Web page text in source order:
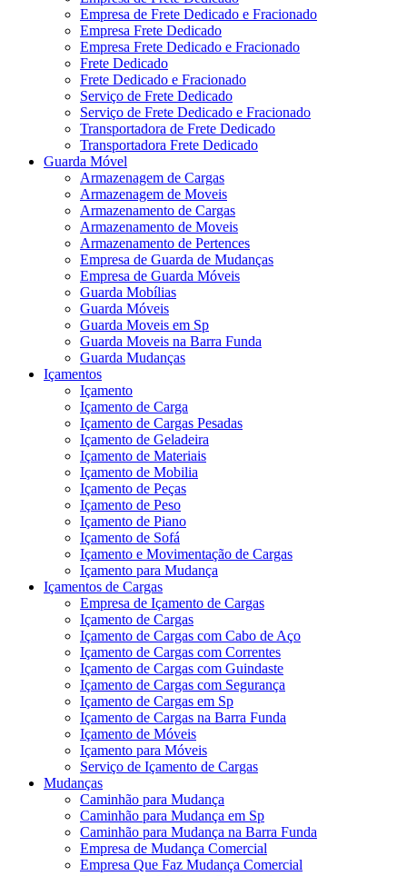
Empresa de Frete Dedicado e Fracionado
Empresa Frete Dedicado
Empresa Frete Dedicado e Fracionado
Frete Dedicado
Frete Dedicado e Fracionado
Serviço de Frete Dedicado
Serviço de Frete Dedicado e Fracionado
Transportadora de Frete Dedicado
Transportadora Frete Dedicado
Guarda Móvel
Armazenagem de Cargas
Armazenagem de Moveis
Armazenamento de Cargas
Armazenamento de Moveis
Armazenamento de Pertences
Empresa de Guarda de Mudanças
Empresa de Guarda Móveis
Guarda Mobílias
Guarda Móveis
Guarda Moveis em Sp
Guarda Moveis na Barra Funda
Guarda Mudanças
Içamentos
Içamento
Içamento de Carga
Içamento de Cargas Pesadas
Içamento de Geladeira
Içamento de Materiais
Içamento de Mobilia
Içamento de Peças
Içamento de Peso
Içamento de Piano
Içamento de Sofá
Içamento e Movimentação de Cargas
Içamento para Mudança
Içamentos de Cargas
Empresa de Içamento de Cargas
Içamento de Cargas
Içamento de Cargas com Cabo de Aço
Içamento de Cargas com Correntes
Içamento de Cargas com Guindaste
Içamento de Cargas com Segurança
Içamento de Cargas em Sp
Içamento de Cargas na Barra Funda
Içamento de Móveis
Içamento para Móveis
Serviço de Içamento de Cargas
Mudanças
Caminhão para Mudança
Caminhão para Mudança em Sp
Caminhão para Mudança na Barra Funda
Empresa de Mudança Comercial
Empresa Que Faz Mudança Comercial